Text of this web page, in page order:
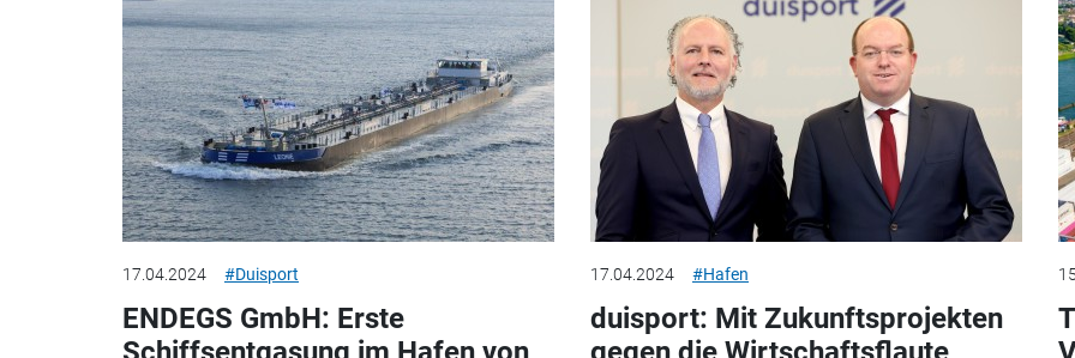
17.04.2024 #Duisport
ENDEGS GmbH: Erste
17.04.2024 #Hafen
duisport: Mit Zukunftsprojekten